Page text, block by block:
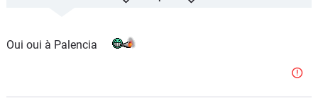
Oui oui à Palencia